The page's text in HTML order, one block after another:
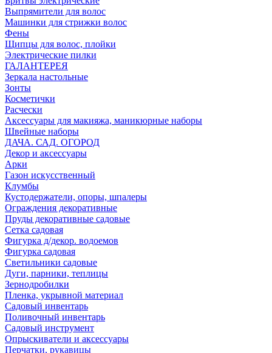
Выпрямители для волос
Машинки для стрижки волос
Фены
Щипцы для волос, плойки
Электрические пилки
ГАЛАНТЕРЕЯ
Зеркала настольные
Зонты
Косметички
Расчески
Аксессуары для макияжа, маникюрные наборы
Швейные наборы
ДАЧА. САД. ОГОРОД
Декор и аксессуары
Арки
Газон искусственный
Клумбы
Кустодержатели, опоры, шпалеры
Ограждения декоративные
Пруды декоративные садовые
Сетка садовая
Фигурка д/декор. водоемов
Фигурка садовая
Светильники садовые
Дуги, парники, теплицы
Зернодробилки
Пленка, укрывной материал
Садовый инвентарь
Поливочный инвентарь
Садовый инструмент
Опрыскиватели и аксессуары
Перчатки, рукавицы